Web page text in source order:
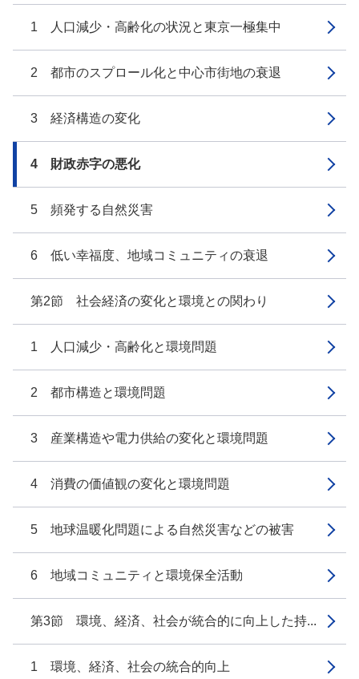
1 人口減少・高齢化の状況と東京一極集中
2 都市のスプロール化と中心市街地の衰退
3 経済構造の変化
4 財政赤字の悪化
5 頻発する自然災害
6 低い幸福度、地域コミュニティの衰退
第2節 社会経済の変化と環境との関わり
1 人口減少・高齢化と環境問題
2 都市構造と環境問題
3 産業構造や電力供給の変化と環境問題
4 消費の価値観の変化と環境問題
5 地球温暖化問題による自然災害などの被害
6 地域コミュニティと環境保全活動
第3節 環境、経済、社会が統合的に向上した持...
1 環境、経済、社会の統合的向上